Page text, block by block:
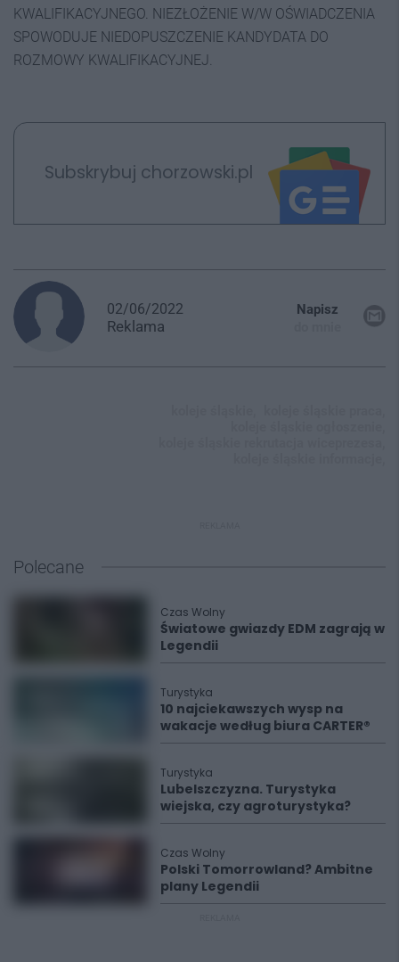
KWALIFIKACYJNEGO. NIEZŁOŻENIE W/W OŚWIADCZENIA
SPOWODUJE NIEDOPUSZCZENIE KANDYDATA DO
ROZMOWY KWALIFIKACYJNEJ.
Subskrybuj chorzowski.pl
02/06/2022
Reklama
Napisz
Polecane
Czas Wolny
Światowe gwiazdy EDM zagrają w
Legendii
Turystyka
10 najciekawszych wysp na
wakacje według biura CARTER®
Turystyka
Lubelszczyzna. Turystyka
wiejska, czy agroturystyka?
Czas Wolny
Polski Tomorrowland? Ambitne
plany Legendii